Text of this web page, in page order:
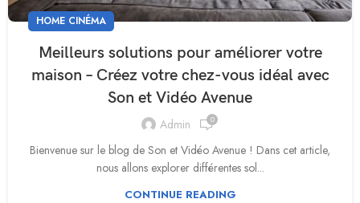
HOME CINÉMA
Meilleurs solutions pour améliorer votre
maison – Créez votre chez-vous idéal avec
Son et Vidéo Avenue
Admin 0
Bienvenue sur le blog de Son et Vidéo Avenue ! Dans cet article,
nous allons explorer différentes sol...
CONTINUE READING